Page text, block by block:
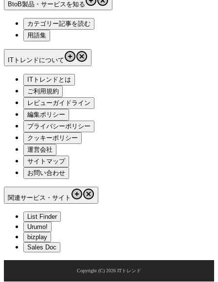
BtoB製品・サービスを知る
カテゴリー記事を読む
用語集
ITトレンドについて
ITトレンドとは
ご利用規約
レビューガイドライン
編集ポリシー
プライバシーポリシー
クッキーポリシー
運営会社
サイトマップ
お問い合わせ
関連サービス・サイト
List Finder
Urumo!
bizplay
Sales Doc
Copyright (C) 2026 ITトレンド